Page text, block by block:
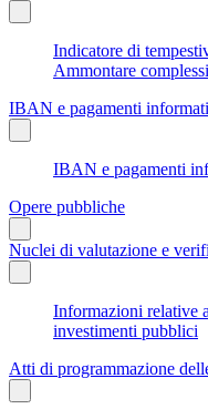
Indicatore di
Ammontare
IBAN e pagamenti
IBAN e pagamenti
Opere pubbliche
Nuclei di valutazione e
Informazioni relative
investimenti pubblici
Atti di programmazione